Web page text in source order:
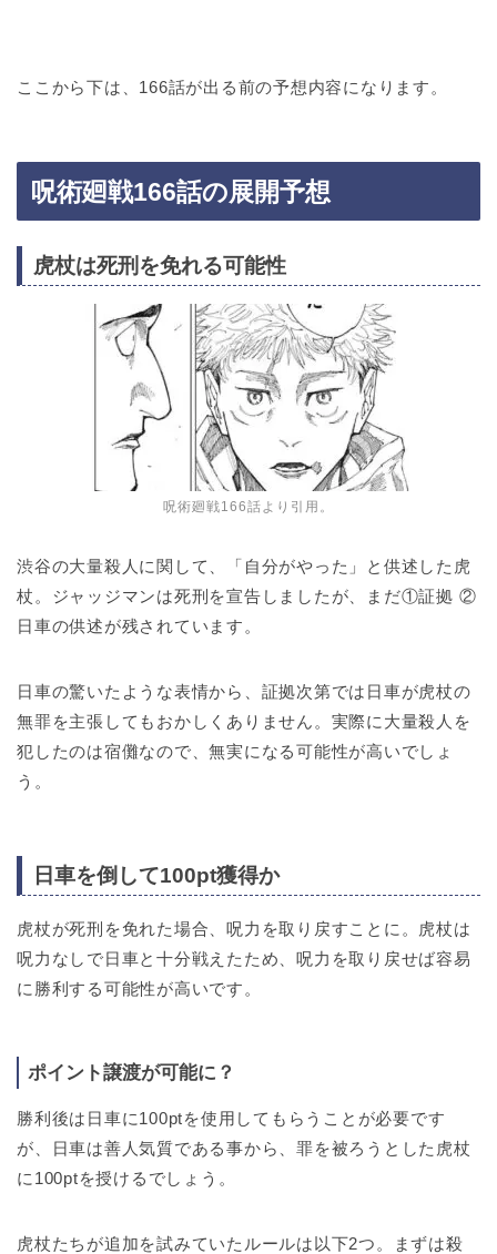
ここから下は、166話が出る前の予想内容になります。
呪術廻戦166話の展開予想
虎杖は死刑を免れる可能性
呪術廻戦166話より引用。
渋谷の大量殺人に関して、「自分がやった」と供述した虎
杖。ジャッジマンは死刑を宣告しましたが、まだ①証拠 ②
日車の供述が残されています。
日車の驚いたような表情から、証拠次第では日車が虎杖の
無罪を主張してもおかしくありません。実際に大量殺人を
犯したのは宿儺なので、無実になる可能性が高いでしょ
う。
日車を倒して100pt獲得か
虎杖が死刑を免れた場合、呪力を取り戻すことに。虎杖は
呪力なしで日車と十分戦えたため、呪力を取り戻せば容易
に勝利する可能性が高いです。
ポイント譲渡が可能に？
勝利後は日車に100ptを使用してもらうことが必要です
が、日車は善人気質である事から、罪を被ろうとした虎杖
に100ptを授けるでしょう。
虎杖たちが追加を試みていたルールは以下2つ。まずは殺